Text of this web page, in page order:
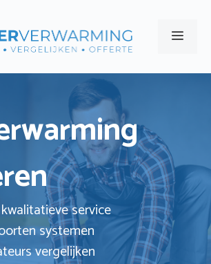
Menu
service
systemen
vergelijken